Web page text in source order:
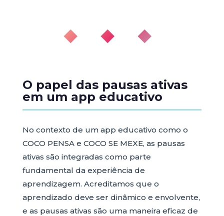
◆ ◆ ◆
O papel das pausas ativas
em um app educativo
No contexto de um app educativo como o
COCO PENSA e COCO SE MEXE, as pausas
ativas são integradas como parte
fundamental da experiência de
aprendizagem. Acreditamos que o
aprendizado deve ser dinâmico e envolvente,
e as pausas ativas são uma maneira eficaz de